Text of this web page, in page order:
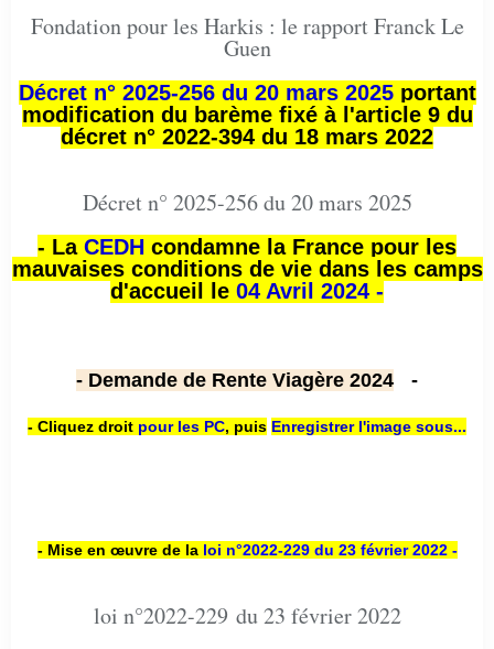
Fondation pour les Harkis : le rapport Franck Le
Guen
Décret n° 2025-256 du 20 mars 2025portant
modification du barème fixé à l'article 9 du
décret n° 2022-394 du 18 mars 2022
Décret n° 2025-256 du 20 mars 2025
- La CEDH condamne la France pour les
mauvaises conditions de vie dans les camps
d'accueil le 04 Avril 2024 -
- Demande de Rente Viagère 2024 -
- Cliquez droit pour les PC, puis Enregistrer l'image sous...
- Mise en œuvre de la loi n°2022-229 du 23 février 2022 -
loi n°2022-229 du 23 février 2022